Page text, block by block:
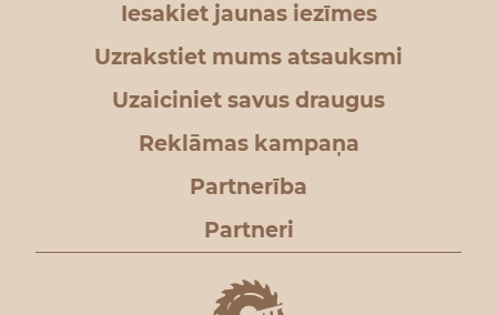
Iesakiet jaunas iezīmes
Uzrakstiet mums atsauksmi
Uzaiciniet savus draugus
Reklāmas kampaņa
Partnerība
Partneri